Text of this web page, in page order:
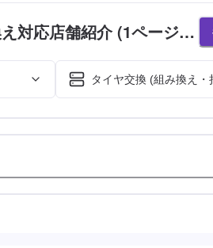
対応店舗紹介 (1ページ
タイヤ交換 (組み換え・